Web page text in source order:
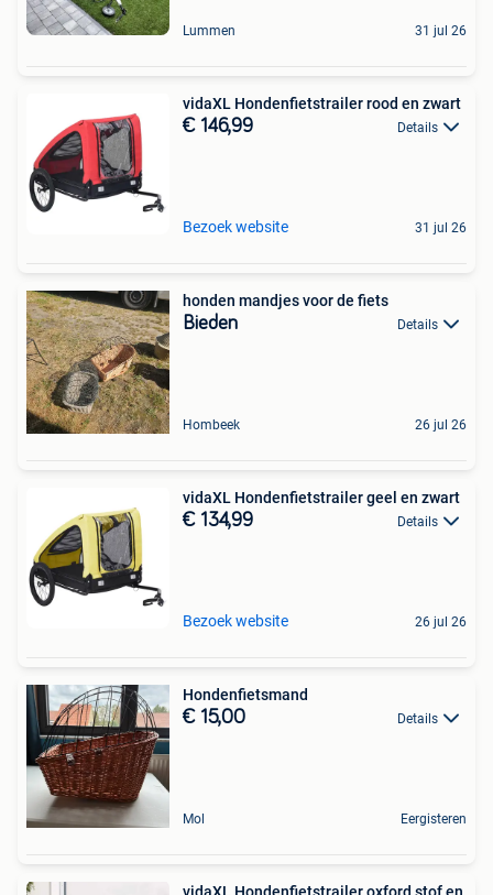
Lummen 31 jul 26
vidaXL Hondenfietstrailer rood en zwart
€ 146,99 Details
Bezoek website 31 jul 26
honden mandjes voor de fiets
Bieden Details
Hombeek 26 jul 26
vidaXL Hondenfietstrailer geel en zwart
€ 134,99 Details
Bezoek website 26 jul 26
Hondenfietsmand
€ 15,00 Details
Mol Eergisteren